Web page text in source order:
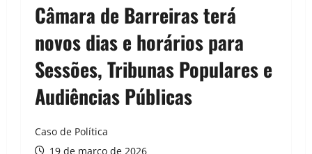
Câmara de Barreiras terá
novos dias e horários para
Sessões, Tribunas Populares e
Audiências Públicas
Caso de Política
19 de março de 2026